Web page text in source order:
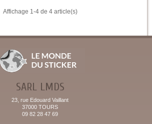
Affichage 1-4 de 4 article(s)
SARL LMDS
23, rue Edouard Vaillant
37000 TOURS
09 82 28 47 69